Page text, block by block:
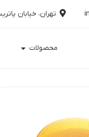
تهران، خیابان پاتریس
محصولات